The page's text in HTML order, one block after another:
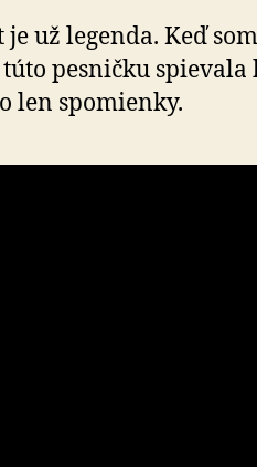
je už legenda. Keď
pesničku
len spomienky.